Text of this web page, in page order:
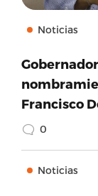
Noticias
Francisco
0
Noticias